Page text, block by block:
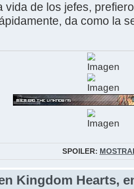
vida de los jefes,
da como la
SPOILER:
Kingdom Hearts,